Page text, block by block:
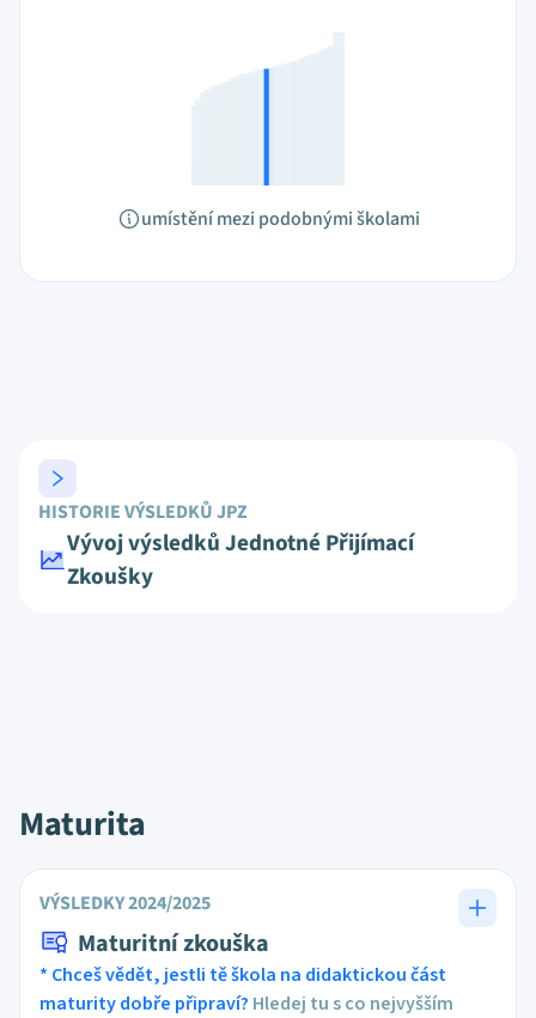
umístění mezi podobnými školami
HISTORIE VÝSLEDKŮ JPZ
Vývoj výsledků Jednotné Přijímací
Zkoušky
Maturita
VÝSLEDKY 2024/2025
Maturitní zkouška
* Chceš vědět, jestli tě škola na didaktickou část
maturity dobře připraví? Hledej tu s co nejvyšším